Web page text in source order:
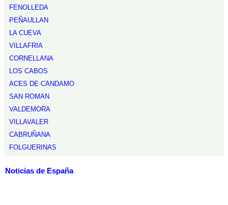
FENOLLEDA
PEÑAULLAN
LA CUEVA
VILLAFRIA
CORNELLANA
LOS CABOS
ACES DE CANDAMO
SAN ROMAN
VALDEMORA
VILLAVALER
CABRUÑANA
FOLGUERINAS
Noticias de España